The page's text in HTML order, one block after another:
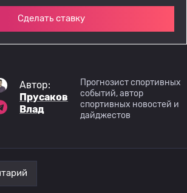
Сделать ставку
Автор:
Прусаков
Влад
Прогнозист спортивных
событий, автор
спортивных новостей и
дайджестов